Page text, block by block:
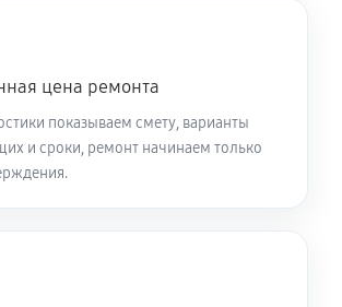
ноутбука Sony SX14-R (2024, 64
руб
цена ремонта
показываем смету, варианты
и сроки, ремонт начинаем только